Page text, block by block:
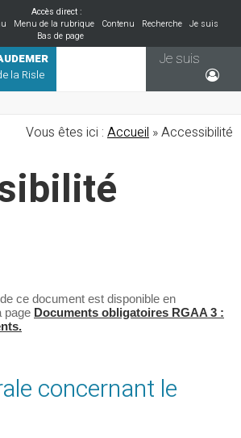
Accès direct :
Menu de la rubrique Contenu Recherche
Je suis
Bas de page
la Risle
Je suis
Vous êtes ici : Accueil » Accessibilité
ce document est disponible en
page Documents obligatoires RGAA 3 :
concernant le